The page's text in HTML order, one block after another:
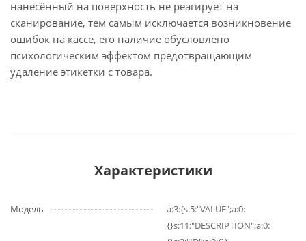
нанесённый на поверхность не реагирует на
сканирование, тем самым исключается возникновение
ошибок на кассе, его наличие обусловлено
психологическим эффектом предотвращающим
удаление этикетки с товара.
Характеристики
Модель
a:3:{s:5:"VALUE";a:0:
{}s:11:"DESCRIPTION";a:0: